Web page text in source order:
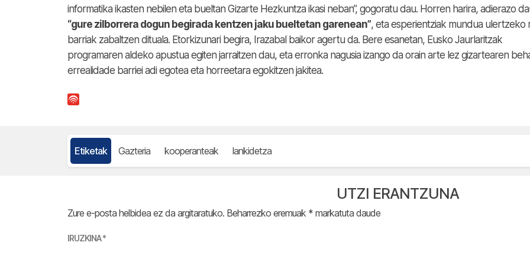
informatika ikasten nebilen eta bueltan Gizarte Hezkuntza ikasi neban”, gogoratu dau. Horren harira, adierazo
“gure zilborrera dogun begirada kentzen jaku bueltetan garenean”, eta esperientziak mundua ulertzeko
barriak zabaltzen dituala. Etorkizunari begira, Irazabal baikor agertu da. Bere esanetan, Eusko Jaurlaritzak
programaren aldeko apustua egiten jarraitzen dau, eta erronka nagusia izango da orain arte lez gizartearen
errealidade barriei adi egotea eta horreetara egokitzen jakitea.
Etiketak Gazteria kooperanteak lankidetza
UTZI ERANTZUNA
Zure e-posta helbidea ez da argitaratuko. Beharrezko eremuak * markatuta daude
IRUZKINA*